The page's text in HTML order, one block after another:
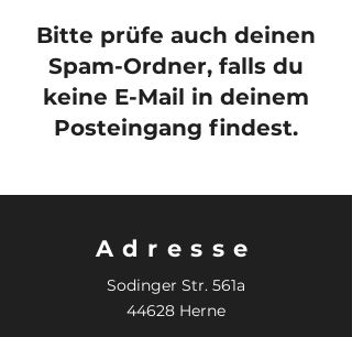
Bitte prüfe auch deinen
Spam-Ordner, falls du
keine E-Mail in deinem
Posteingang findest.
Adresse
Sodinger Str. 561a
44628 Herne